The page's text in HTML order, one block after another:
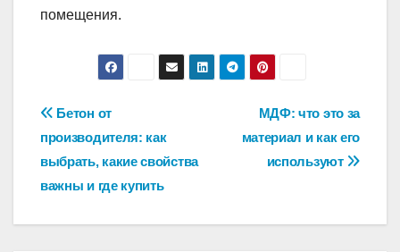
помещения.
Навигация
по
записям
МДФ: что это за
материал и как его
используют
Бетон от
производителя: как
выбрать, какие свойства
важны и где купить